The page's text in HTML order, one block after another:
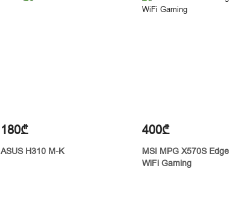
180₾
ASUS H310 M-K
400₾
MSI MPG X570S
WiFi Gaming